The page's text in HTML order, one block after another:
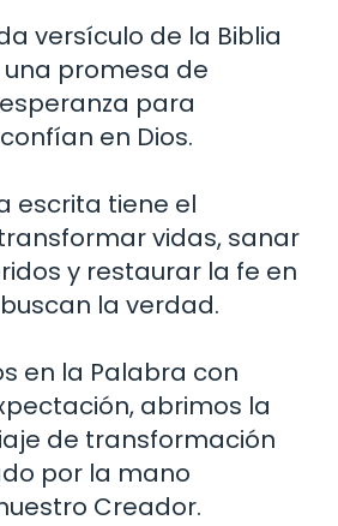
versículo de la Biblia
promesa de
para
en Dios.
escrita tiene el
vidas, sanar
y restaurar la fe en
la verdad.
en la Palabra con
abrimos la
de transformación
por la mano
Creador.